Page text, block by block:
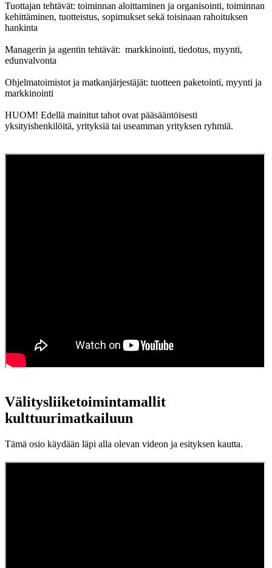
Tuottajan tehtävät: toiminnan aloittaminen ja organisointi, toiminnan
kehittäminen, tuotteistus, sopimukset sekä toisinaan rahoituksen
hankinta
Managerin ja agentin tehtävät: markkinointi, tiedotus, myynti,
edunvalvonta
Ohjelmatoimistot ja matkanjärjestäjät: tuotteen paketointi, myynti ja
markkinointi
HUOM! Edellä mainitut tahot ovat pääsääntöisesti
yksityishenkilöitä, yrityksiä tai useamman yrityksen ryhmiä.
Välitysliiketoimintamallit
kulttuurimatkailuun
Tämä osio käydään läpi alla olevan videon ja esityksen kautta.